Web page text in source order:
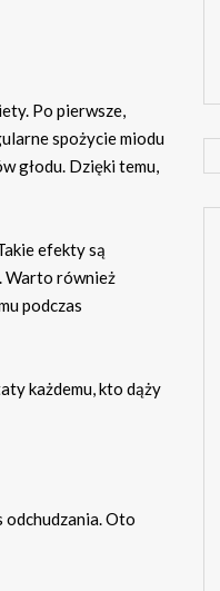
Po pierwsze,
spożycie miodu
głodu. Dzięki temu,
efekty są
Warto również
podczas
każdemu, kto dąży
Oto